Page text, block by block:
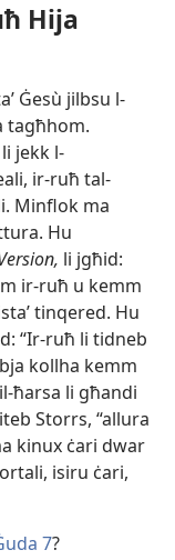
Hija
Ġesù jilbsu l-
tagħhom.
jekk l-
ir-ruħ tal-
Minflok ma
Hu
li jgħid:
ir-ruħ u kemm
tinqered. Hu
“Ir-ruħ li tidneb
kollha kemm
ħarsa li għandi
Storrs, “allura
kinux ċari dwar
isiru ċari,
7?